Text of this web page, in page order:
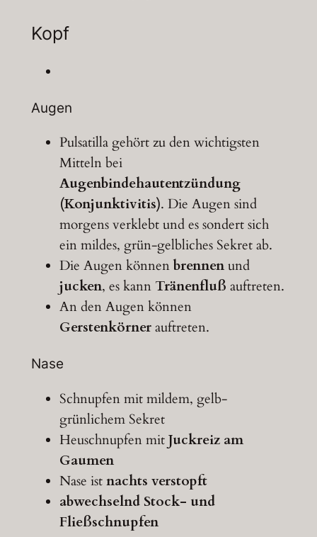
Kopf
Augen
Pulsatilla gehört zu den wichtigsten
Mitteln bei
Augenbindehautentzündung
(Konjunktivitis). Die Augen sind
morgens verklebt und es sondert sich
ein mildes, grün-gelbliches Sekret ab.
Die Augen könnenbrennenund
jucken, es kann Tränenfluß auftreten.
An den Augen können
Gerstenkörnerauftreten.
Nase
Schnupfen mit mildem, gelb-
grünlichem Sekret
Heuschnupfen mitJuckreiz am
Gaumen
Nase istnachts verstopft
abwechselnd Stock- und
Fließschnupfen